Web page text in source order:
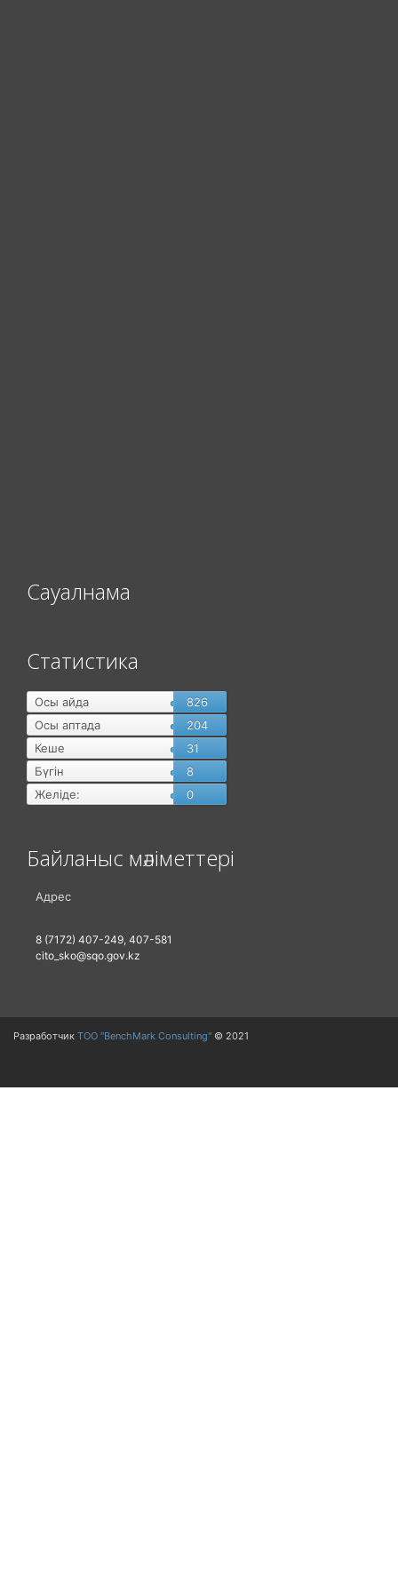
Сауалнама
Статистика
Осы айда
826
Осы аптада
204
Кеше
31
Бүгін
8
Желіде:
0
Байланыс мәліметтері
Адрес
8 (7172) 407-249, 407-581
cito_sko@sqo.gov.kz
Разработчик ТОО "BenchMark Consulting" © 2021